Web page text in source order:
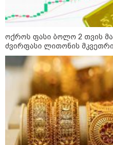
12:34 / 08-08-2026
ოქროს ფასი ბოლო 2 თვის
ძვირფასი ლითონის მკვეთრი